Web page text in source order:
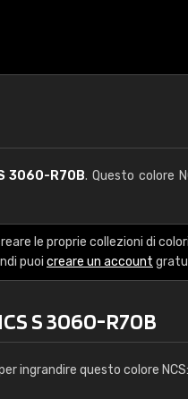
3060-R70B. Questo colore
le proprie collezioni di
puoi creare un account
S 3060-R70B
ingrandire questo colore NCS: